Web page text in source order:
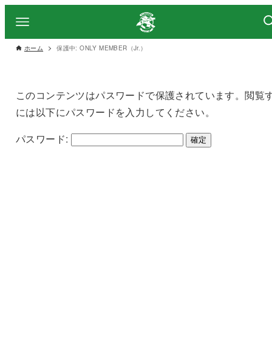
ホーム 保護中: ONLY MEMBER（Jr.）
このコンテンツはパスワードで保護されています。閲覧
には以下にパスワードを入力してください。
パスワード: